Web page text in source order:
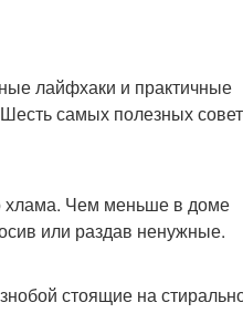
лайфхаки и практичные
самых полезных
хлама. Чем меньше в доме
или раздав ненужные.
стоящие на